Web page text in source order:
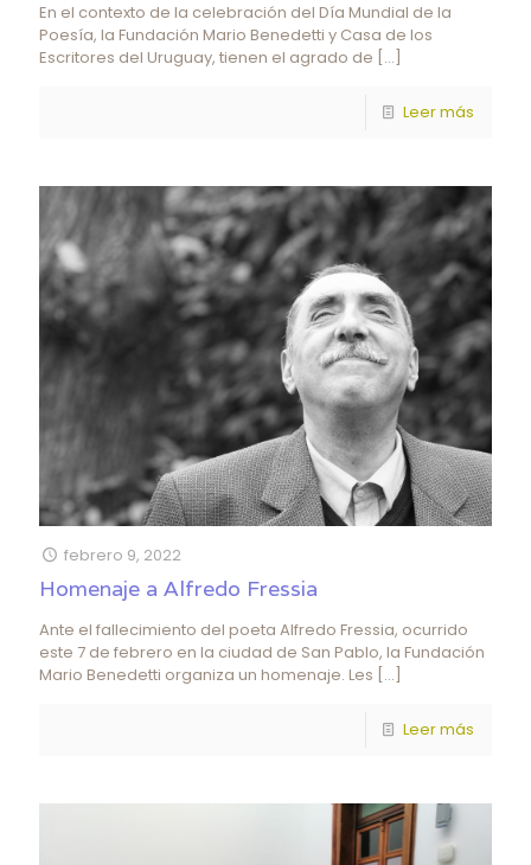
En el contexto de la celebración del Día Mundial de la
Poesía, la Fundación Mario Benedetti y Casa de los
Escritores del Uruguay, tienen el agrado de […]
Leer más
febrero 9, 2022
Homenaje a Alfredo Fressia
Ante el fallecimiento del poeta Alfredo Fressia, ocurrido
este 7 de febrero en la ciudad de San Pablo, la Fundación
Mario Benedetti organiza un homenaje. Les […]
Leer más